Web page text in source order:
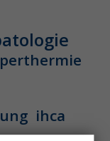
ihca